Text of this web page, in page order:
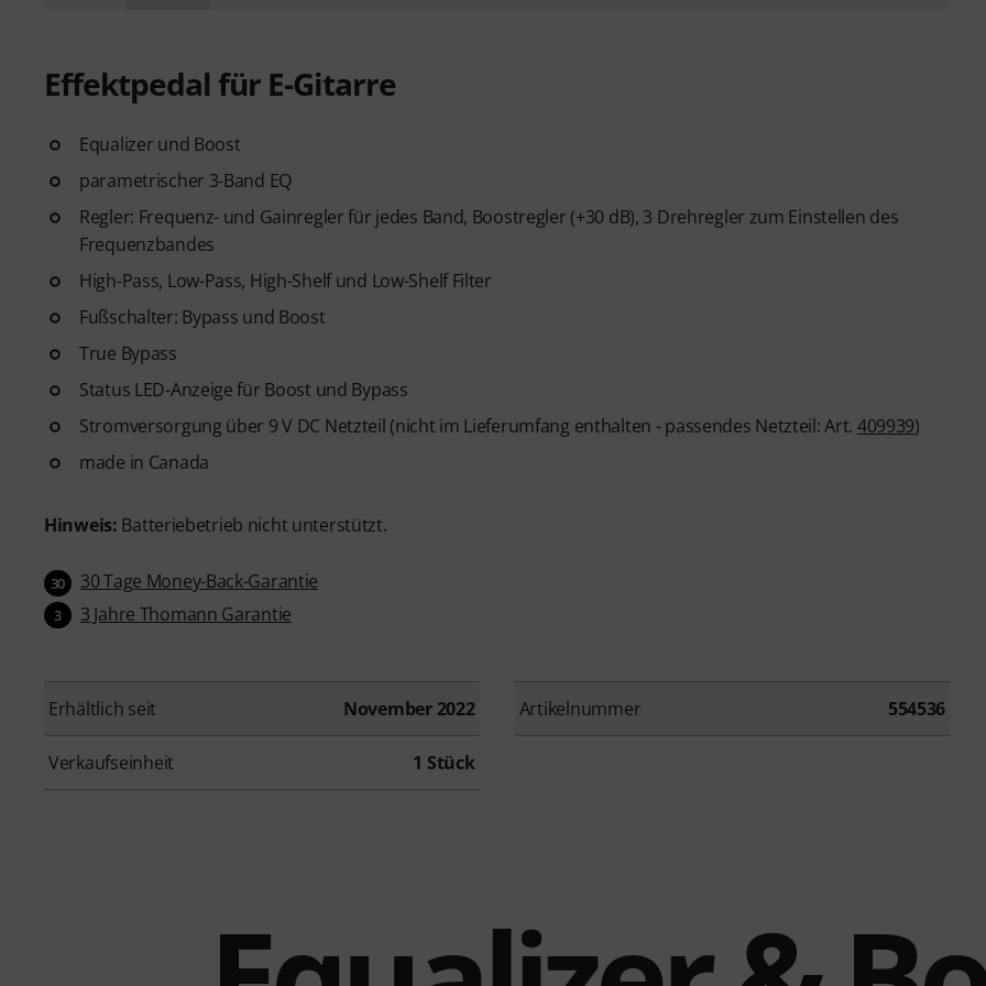
Effektpedal für E-Gitarre
Equalizer und Boost
parametrischer 3-Band EQ
Regler: Frequenz- und Gainregler für jedes Band, Boostregler (+30 dB), 3 Drehregler zum Einstellen des
Frequenzbandes
High-Pass, Low-Pass, High-Shelf und Low-Shelf Filter
Fußschalter: Bypass und Boost
True Bypass
Status LED-Anzeige für Boost und Bypass
Stromversorgung über 9 V DC Netzteil (nicht im Lieferumfang enthalten - passendes Netzteil: Art. 409939)
made in Canada
Hinweis: Batteriebetrieb nicht unterstützt.
30 30 Tage Money-Back-Garantie
3 3 Jahre Thomann Garantie
Erhältlich seit November 2022 Artikelnummer 554536
Verkaufseinheit 1 Stück